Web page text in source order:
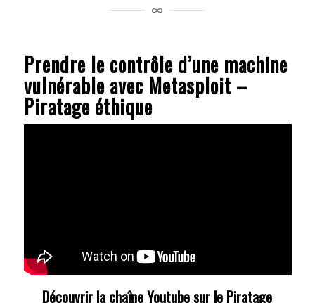
Prendre le contrôle d’une machine
vulnérable avec Metasploit –
Piratage éthique
Découvrir la chaîne Youtube sur le Piratage